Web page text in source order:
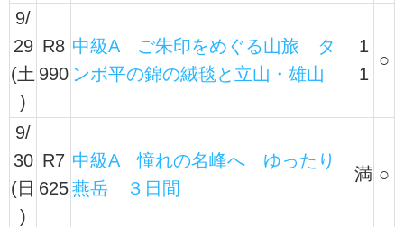
9/
29
(土
)
R8
990
中級A ご朱印をめぐる山旅 タ
ンボ平の錦の絨毯と立山・雄山
1
1
○
9/
30
(日
)
R7
625
中級A 憧れの名峰へ ゆったり
燕岳 ３日間
満 ○